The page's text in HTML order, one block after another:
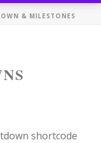
& MILESTONES
shortcode